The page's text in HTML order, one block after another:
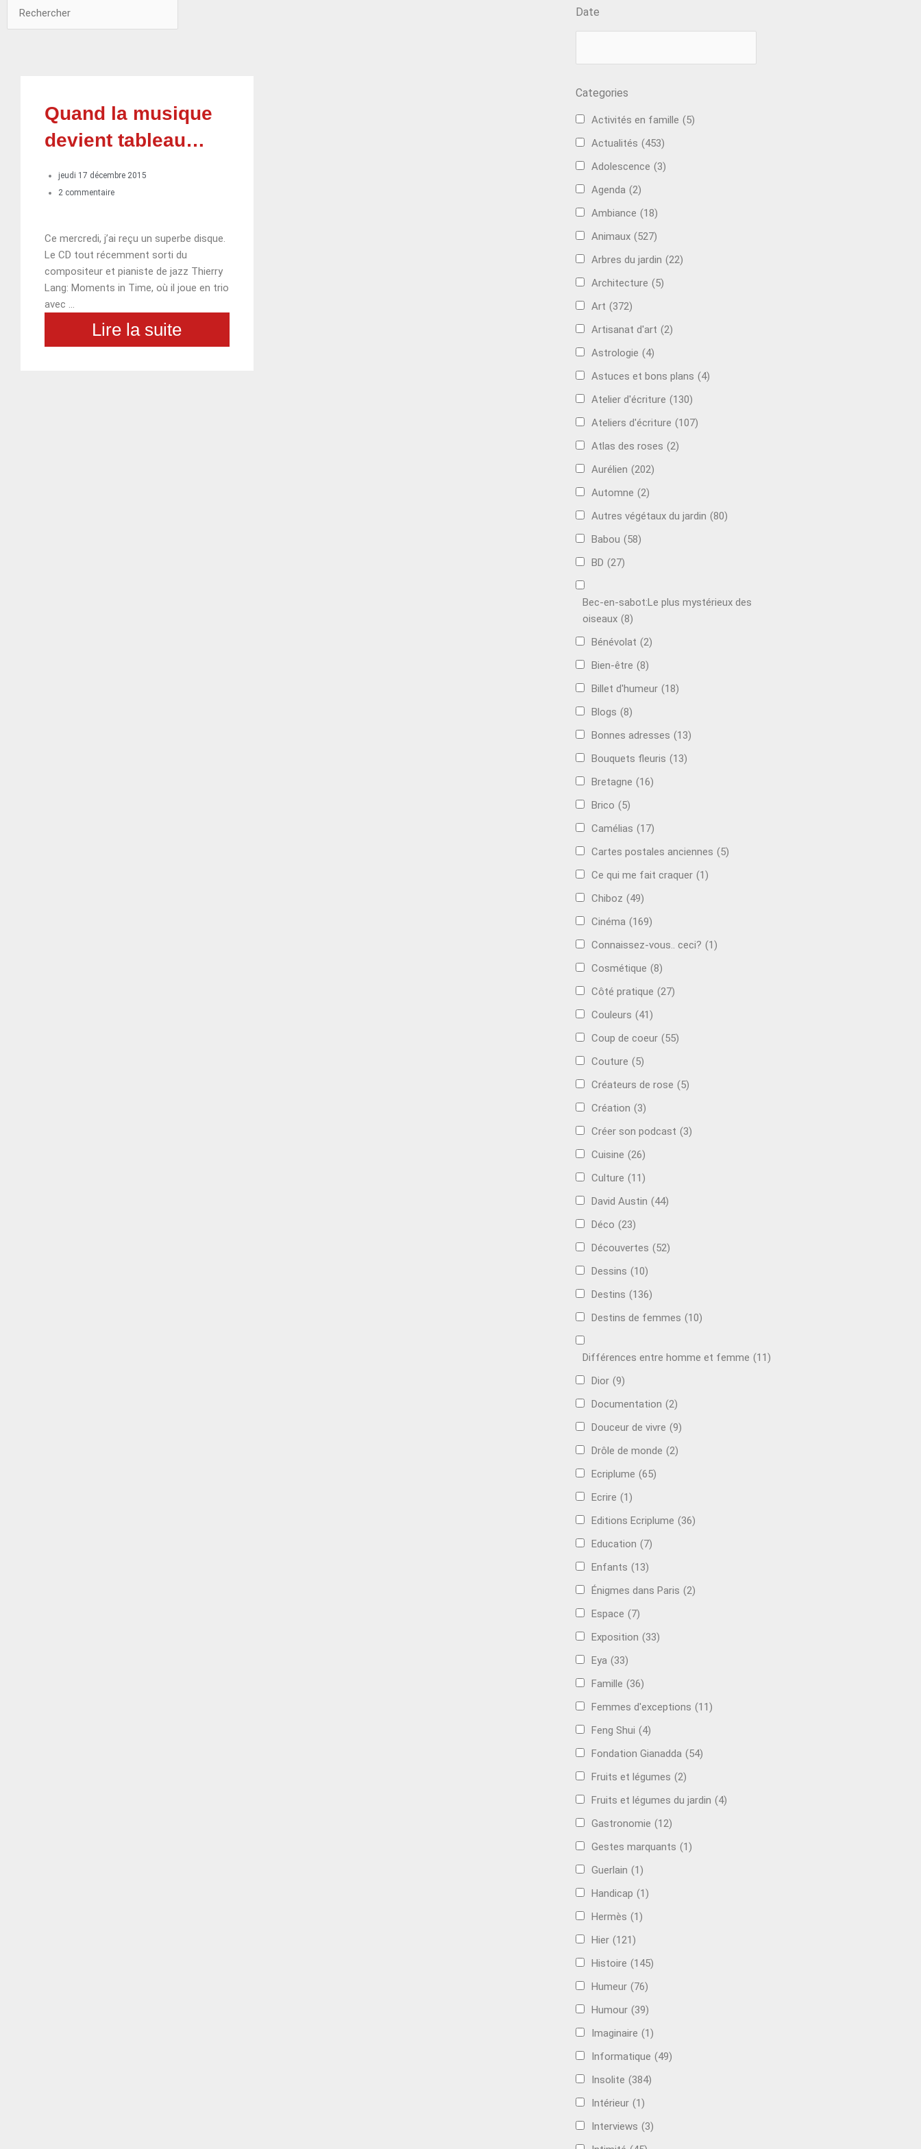
Quand la musique
devient tableau…
jeudi 17 décembre 2015
2 commentaire
Ce mercredi, j’ai reçu un superbe disque.
Le CD tout récemment sorti du
compositeur et pianiste de jazz Thierry
Lang: Moments in Time, où il joue en trio
avec …
Lire la suite
Date
Categories
Activités en famille (5)
Actualités (453)
Adolescence (3)
Agenda (2)
Ambiance (18)
Animaux (527)
Arbres du jardin (22)
Architecture (5)
Art (372)
Artisanat d'art (2)
Astrologie (4)
Astuces et bons plans (4)
Atelier d'écriture (130)
Ateliers d'écriture (107)
Atlas des roses (2)
Aurélien (202)
Automne (2)
Autres végétaux du jardin (80)
Babou (58)
BD (27)
Bec-en-sabot:Le plus mystérieux des
oiseaux (8)
Bénévolat (2)
Bien-être (8)
Billet d'humeur (18)
Blogs (8)
Bonnes adresses (13)
Bouquets fleuris (13)
Bretagne (16)
Brico (5)
Camélias (17)
Cartes postales anciennes (5)
Ce qui me fait craquer (1)
Chiboz (49)
Cinéma (169)
Connaissez-vous.. ceci? (1)
Cosmétique (8)
Côté pratique (27)
Couleurs (41)
Coup de coeur (55)
Couture (5)
Créateurs de rose (5)
Création (3)
Créer son podcast (3)
Cuisine (26)
Culture (11)
David Austin (44)
Déco (23)
Découvertes (52)
Dessins (10)
Destins (136)
Destins de femmes (10)
Différences entre homme et femme (11)
Dior (9)
Documentation (2)
Douceur de vivre (9)
Drôle de monde (2)
Ecriplume (65)
Ecrire (1)
Editions Ecriplume (36)
Education (7)
Enfants (13)
Énigmes dans Paris (2)
Espace (7)
Exposition (33)
Eya (33)
Famille (36)
Femmes d'exceptions (11)
Feng Shui (4)
Fondation Gianadda (54)
Fruits et légumes (2)
Fruits et légumes du jardin (4)
Gastronomie (12)
Gestes marquants (1)
Guerlain (1)
Handicap (1)
Hermès (1)
Hier (121)
Histoire (145)
Humeur (76)
Humour (39)
Imaginaire (1)
Informatique (49)
Insolite (384)
Intérieur (1)
Interviews (3)